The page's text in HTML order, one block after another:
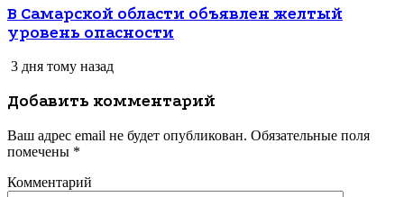
В Самарской области объявлен желтый
уровень опасности
3 дня тому назад
Добавить комментарий
Ваш адрес email не будет опубликован. Обязательные поля
помечены *
Комментарий